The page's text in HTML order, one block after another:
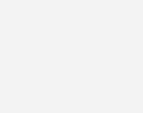
an mehreren Standorten, insbesondere
wegen der unerwartet starken
die in einigen Fällen den
brachten
nach dem Angriff auf die